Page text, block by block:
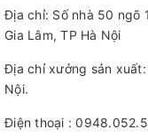
Địa chỉ: Số nhà 50 ngõ
Gia Lâm, TP Hà Nội
Địa chỉ xưởng sản xuất:
Nội.
Điện thoại :